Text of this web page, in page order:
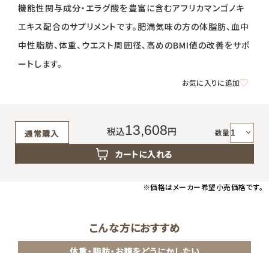
送料・配送について
機能性関与成分・エラグ酸を豊富に含むアフリカマンゴノキ
エキス配合のサプリメントです。肥満気味の方の体脂肪、血中
中性脂肪、体重、ウエスト周囲径、高めのBMI値の改善をサポ
ートします。
お気に入りに追加
通常購入 税込13,608円 数量
カートに入れる
※価格はメーカー希望小売価格です。
こんな方におすすめ